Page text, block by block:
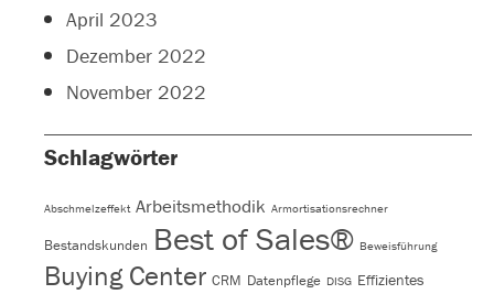
April 2023
Dezember 2022
November 2022
Schlagwörter
Abschmelzeffekt Arbeitsmethodik Armortisationsrechner
Bestandskunden Best of Sales® Beweisführung
Buying Center CRM Datenpflege DISG Effizientes